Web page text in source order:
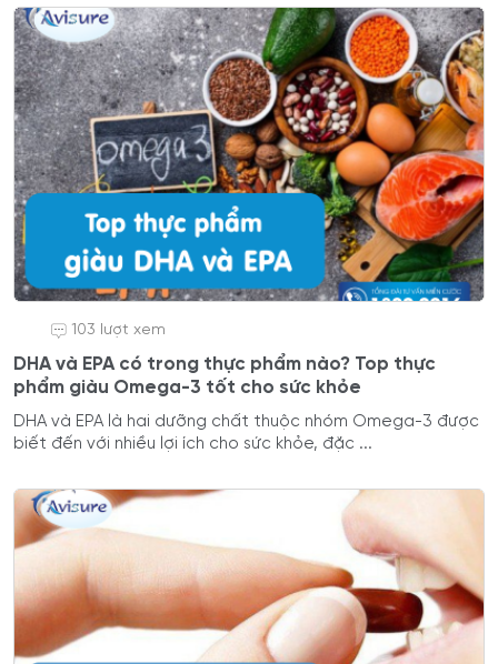
103 lượt xem
DHA và EPA có trong thực phẩm nào? Top thực
phẩm giàu Omega-3 tốt cho sức khỏe
DHA và EPA là hai dưỡng chất thuộc nhóm Omega-3 được
biết đến với nhiều lợi ích cho sức khỏe, đặc ...